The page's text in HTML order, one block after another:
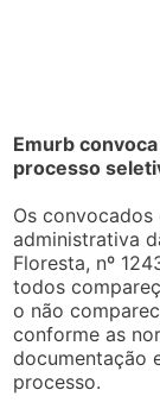
Emurb
processo
Os convocados
administrativa
Floresta, nº
todos
o não
conforme as
documentação
processo.